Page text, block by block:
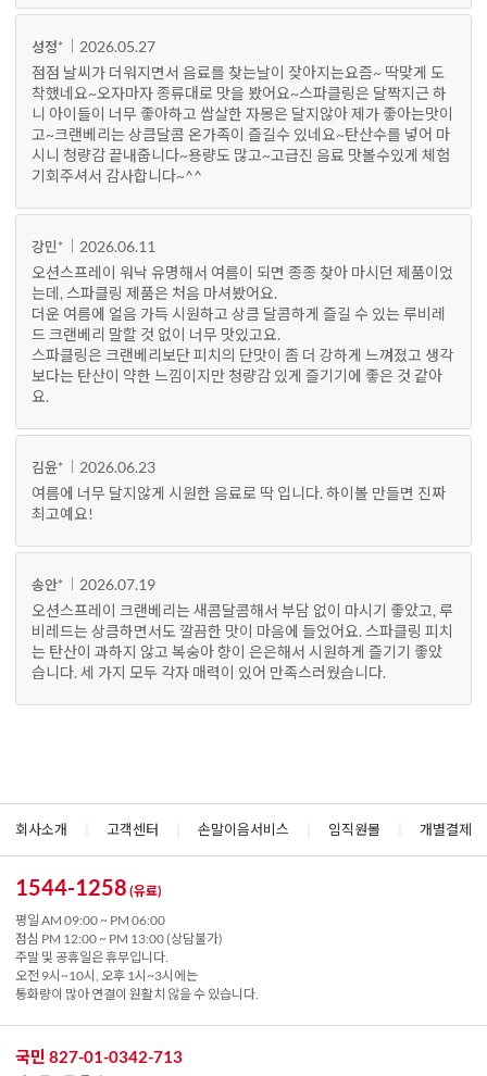
성정*
2026.05.27
점점 날씨가 더워지면서 음료를 찾는날이 잦아지는요즘~ 딱맞게 도
착했네요~오자마자 종류대로 맛을 봤어요~스파클링은 달짝지근 하
니 아이들이 너무 좋아하고 쌉살한 자몽은 달지않아 제가 좋아는맛이
고~크랜베리는 상큼달콤 온가족이 즐길수 있네요~탄산수를 넣어 마
시니 청량감 끝내줍니다~용량도 많고~고급진 음료 맛볼수있게 체험
기회주셔서 감사합니다~^^
강민*
2026.06.11
오션스프레이 워낙 유명해서 여름이 되면 종종 찾아 마시던 제품이었
는데, 스파클링 제품은 처음 마셔봤어요.
더운 여름에 얼음 가득 시원하고 상큼 달콤하게 즐길 수 있는 루비레
드 크랜베리 말할 것 없이 너무 맛있고요.
스파클링은 크랜베리보단 피치의 단맛이 좀 더 강하게 느껴졌고 생각
보다는 탄산이 약한 느낌이지만 청량감 있게 즐기기에 좋은 것 같아
요.
김윤*
2026.06.23
여름에 너무 달지않게 시원한 음료로 딱 입니다. 하이볼 만들면 진짜
최고예요!
송안*
2026.07.19
오션스프레이 크랜베리는 새콤달콤해서 부담 없이 마시기 좋았고, 루
비레드는 상큼하면서도 깔끔한 맛이 마음에 들었어요. 스파클링 피치
는 탄산이 과하지 않고 복숭아 향이 은은해서 시원하게 즐기기 좋았
습니다. 세 가지 모두 각자 매력이 있어 만족스러웠습니다.
회사소개 고객센터 손말이음서비스 임직원몰 개별결제
1544-1258 (유료)
평일 AM 09:00 ~ PM 06:00
점심 PM 12:00 ~ PM 13:00 (상담불가)
주말 및 공휴일은 휴무입니다.
오전 9시~10시, 오후 1시~3시에는
통화량이 많아 연결이 원활치 않을 수 있습니다.
국민 827-01-0342-713